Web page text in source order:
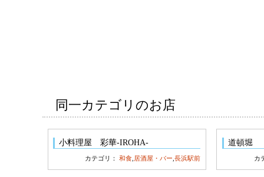
同一カテゴリのお店
小料理屋 彩華-IROHA-
カテゴリ：和食 居酒屋・バー ,長浜駅前
道頓堀
カ